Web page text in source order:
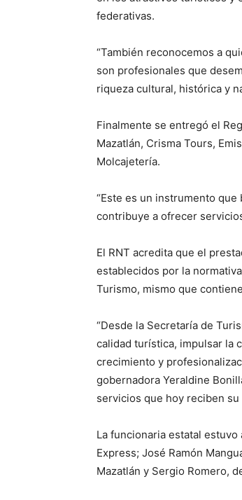
federativas.
“También reconocemos a
son profesionales que
riqueza cultural, histórica y
Finalmente se entregó el
Mazatlán, Crisma Tours,
Molcajetería.
“Este es un instrumento
contribuye a ofrecer
El RNT acredita que el
establecidos por la
Turismo, mismo que
“Desde la Secretaría de
calidad turística, impulsar la
crecimiento y
gobernadora Yeraldine
servicios que hoy reciben
La funcionaria estatal
Express; José Ramón
Mazatlán y Sergio Romero,